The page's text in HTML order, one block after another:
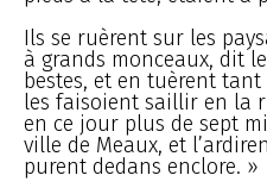
Ils se ruèrent sur les
à grands monceaux, dit
bestes, et en tuèrent
les faisoient saillir en la
en ce jour plus de sept
ville de Meaux, et
purent dedans enclore. »